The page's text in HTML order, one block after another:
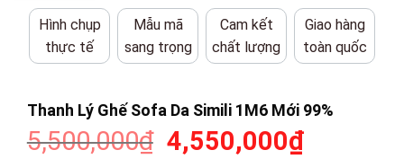
Hình chụp
thực tế
Mẫu mã
sang trọng
Cam kết
chất lượng
Giao hàng
toàn quốc
Thanh Lý Ghế Sofa Da Simili 1M6 Mới 99%
5,500,000₫ Giá
4,550,000₫Giá